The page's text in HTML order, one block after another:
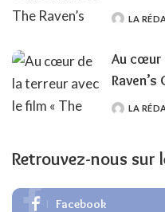
POSTED
LA
Au cœur
Raven’s
POSTED
LA
Retrouvez-nous sur
Facebook